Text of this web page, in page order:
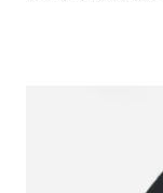
#GH 銘品の所以